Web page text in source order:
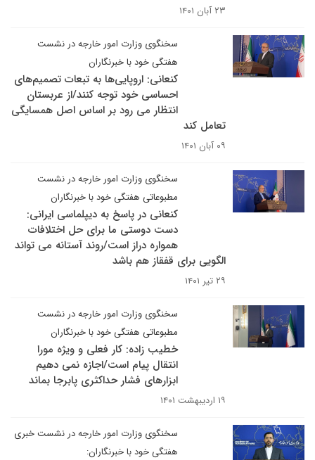
۲۳ آبان ۱۴۰۱
سخنگوی وزارت امور خارجه در نشست
هفتگی خود با خبرنگاران
کنعانی: اروپایی‌ها به تبعات تصمیم‌های
احساسی خود توجه کنند/از عربستان
انتظار می رود بر اساس اصل همسایگی
تعامل کند
۰۹ آبان ۱۴۰۱
سخنگوی وزارت امور خارجه در نشست
مطبوعاتی هفتگی خود با خبرنگاران
کنعانی در پاسخ به دیپلماسی ایرانی:
دست دوستی ما برای حل اختلافات
همواره دراز است/روند آستانه می تواند
الگویی برای قفقاز هم باشد
۲۹ تیر ۱۴۰۱
سخنگوی وزارت امور خارجه در نشست
مطبوعاتی هفتگی خود با خبرنگاران
خطیب زاده: کار فعلی و ویژه مورا
انتقال پیام است/اجازه نمی دهیم
ابزارهای فشار حداکثری پابرجا بماند
۱۹ اردیبهشت ۱۴۰۱
سخنگوی وزارت امور خارجه در نشست خبری
هفتگی خود با خبرنگاران: